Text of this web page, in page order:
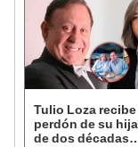
Tulio Loza recibe
perdón de su
de dos décadas